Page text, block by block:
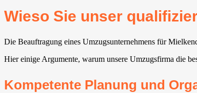
Wieso Sie unser
Die Beauftragung eines Umzugsunternehmens für
Hier einige Argumente, warum unsere Umzugsfirma die
Kompetente Planung und